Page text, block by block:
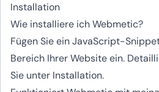
Installation
Wie installiere ich Webmetic?
Fügen Sie ein JavaScript-
Bereich Ihrer Website ein.
Sie unter Installation.